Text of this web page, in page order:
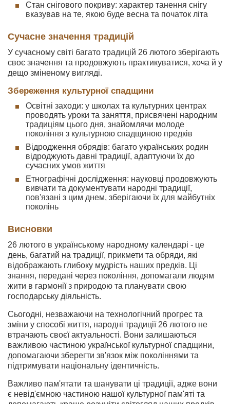
Стан снігового покриву: характер танення снігу
вказував на те, якою буде весна та початок літа
Сучасне значення традицій
У сучасному світі багато традицій 26 лютого зберігають
своє значення та продовжують практикуватися, хоча й у
дещо зміненому вигляді.
Збереження культурної спадщини
Освітні заходи: у школах та культурних центрах
проводять уроки та заняття, присвячені народним
традиціям цього дня, знайомлячи молоде
покоління з культурною спадщиною предків
Відродження обрядів: багато українських родин
відроджують давні традиції, адаптуючи їх до
сучасних умов життя
Етнографічні дослідження: науковці продовжують
вивчати та документувати народні традиції,
пов'язані з цим днем, зберігаючи їх для майбутніх
поколінь
Висновки
26 лютого в українському народному календарі - це
день, багатий на традиції, прикмети та обряди, які
відображають глибоку мудрість наших предків. Ці
знання, передані через покоління, допомагали людям
жити в гармонії з природою та планувати свою
господарську діяльність.
Сьогодні, незважаючи на технологічний прогрес та
зміни у способі життя, народні традиції 26 лютого не
втрачають своєї актуальності. Вони залишаються
важливою частиною української культурної спадщини,
допомагаючи зберегти зв'язок між поколіннями та
підтримувати національну ідентичність.
Важливо пам'ятати та шанувати ці традиції, адже вони
є невід'ємною частиною нашої культурної пам'яті та